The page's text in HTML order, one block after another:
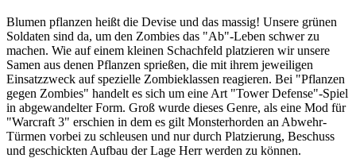
Blumen pflanzen heißt die Devise und das massig! Unsere grünen
Soldaten sind da, um den Zombies das "Ab"-Leben schwer zu
machen. Wie auf einem kleinen Schachfeld platzieren wir unsere
Samen aus denen Pflanzen sprießen, die mit ihrem jeweiligen
Einsatzzweck auf spezielle Zombieklassen reagieren. Bei "Pflanzen
gegen Zombies" handelt es sich um eine Art "Tower Defense"-Spiel
in abgewandelter Form. Groß wurde dieses Genre, als eine Mod für
"Warcraft 3" erschien in dem es gilt Monsterhorden an Abwehr-
Türmen vorbei zu schleusen und nur durch Platzierung, Beschuss
und geschickten Aufbau der Lage Herr werden zu können.